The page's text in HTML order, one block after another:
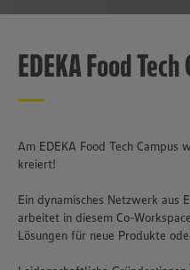
04. bis 05. Juli 2022
27389 Fintel
Die Teilnahme ist kostenlos.
Die An- und Abreise ist
18:00 Uhr
Sektempfang mit
ab 07:30 Uhr
Deutschlands
An folgenden
EDEKA Food
Am EDEKA Food Tech
kreiert!
Ein dynamisches Netzwerk aus
arbeitet in diesem Co-
Lösungen für neue Produkte